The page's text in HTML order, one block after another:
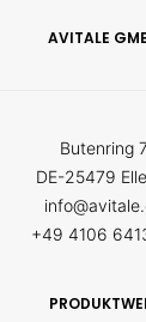
AVITALE
Butenring 7
DE-25479
+49 4106